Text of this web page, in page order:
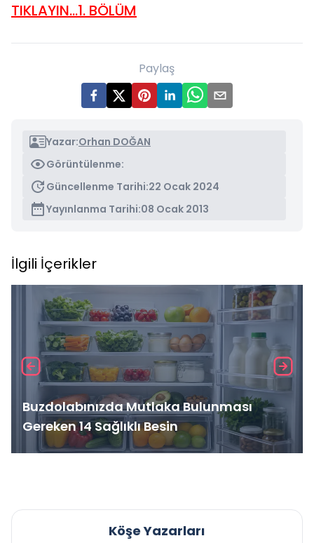
TIKLAYIN...1. BÖLÜM
Paylaş
Yazar:Orhan DOĞAN
Görüntülenme:
Güncellenme Tarihi:22 Ocak 2024
Yayınlanma Tarihi:08 Ocak 2013
İlgili İçerikler
Buzdolabınızda Mutlaka Bulunması
Gereken 14 Sağlıklı Besin
Köşe Yazarları